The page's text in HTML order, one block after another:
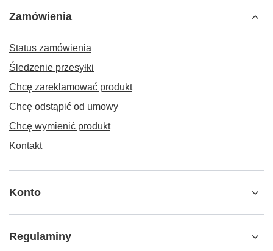
Zamówienia
Status zamówienia
Śledzenie przesyłki
Chcę zareklamować produkt
Chcę odstąpić od umowy
Chcę wymienić produkt
Kontakt
Konto
Regulaminy